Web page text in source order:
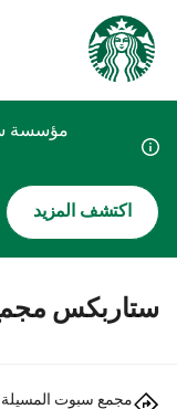
مؤسسة
اكتشف المزيد
ستاربكس
مجمع سبوت المسيلة